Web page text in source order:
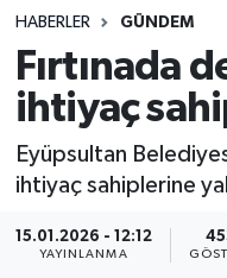
HABERLER GÜNDEM
Fırtınada
ihtiyaç
Eyüpsultan
ihtiyaç sahiplerine
15.01.2026 - 12:12
YAYINLANMA
DÜNYA
EĞİTİM
EKONOMİ
GÖKTÜRK
GÜNDEM
Tüm Manşetler
Son Dakika
Haber Arşivi